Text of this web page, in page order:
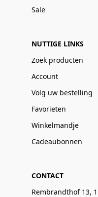
Sale
NUTTIGE LINKS
Zoek producten
Account
Volg uw bestelling
Favorieten
Winkelmandje
Cadeaubonnen
CONTACT
Rembrandthof 13,